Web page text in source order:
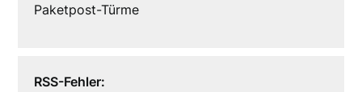
Paketpost-Türme
RSS-Fehler: